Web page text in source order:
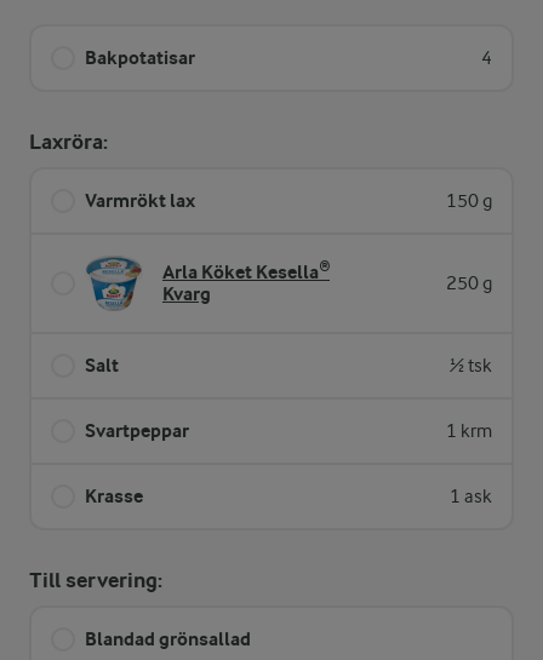
Bakpotatisar 4
Laxröra:
Varmrökt lax 150 g
Arla Köket Kesella®
Kvarg
250 g
Salt ½ tsk
Svartpeppar 1 krm
Krasse 1 ask
Till servering:
Blandad grönsallad